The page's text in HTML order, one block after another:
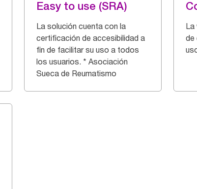
Easy to use (SRA)
La solución cuenta con la
certificación de accesibilidad a
fin de facilitar su uso a todos
los usuarios. * Asociación
Sueca de Reumatismo
La
de